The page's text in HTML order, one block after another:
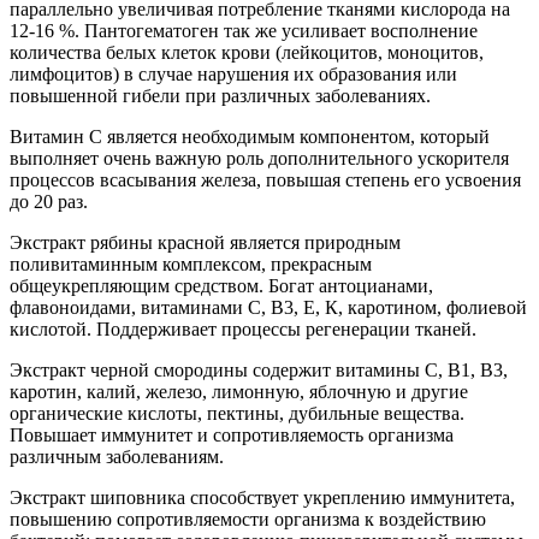
параллельно увеличивая потребление тканями кислорода на
12-16 %. Пантогематоген так же усиливает восполнение
количества белых клеток крови (лейкоцитов, моноцитов,
лимфоцитов) в случае нарушения их образования или
повышенной гибели при различных заболеваниях.
Витамин С является необходимым компонентом, который
выполняет очень важную роль дополнительного ускорителя
процессов всасывания железа, повышая степень его усвоения
до 20 раз.
Экстракт рябины красной является природным
поливитаминным комплексом, прекрасным
общеукрепляющим средством. Богат антоцианами,
флавоноидами, витаминами С, В3, Е, К, каротином, фолиевой
кислотой. Поддерживает процессы регенерации тканей.
Экстракт черной смородины содержит витамины С, B1, B3,
каротин, калий, железо, лимонную, яблочную и другие
органические кислоты, пектины, дубильные вещества.
Повышает иммунитет и сопротивляемость организма
различным заболеваниям.
Экстракт шиповника способствует укреплению иммунитета,
повышению сопротивляемости организма к воздействию